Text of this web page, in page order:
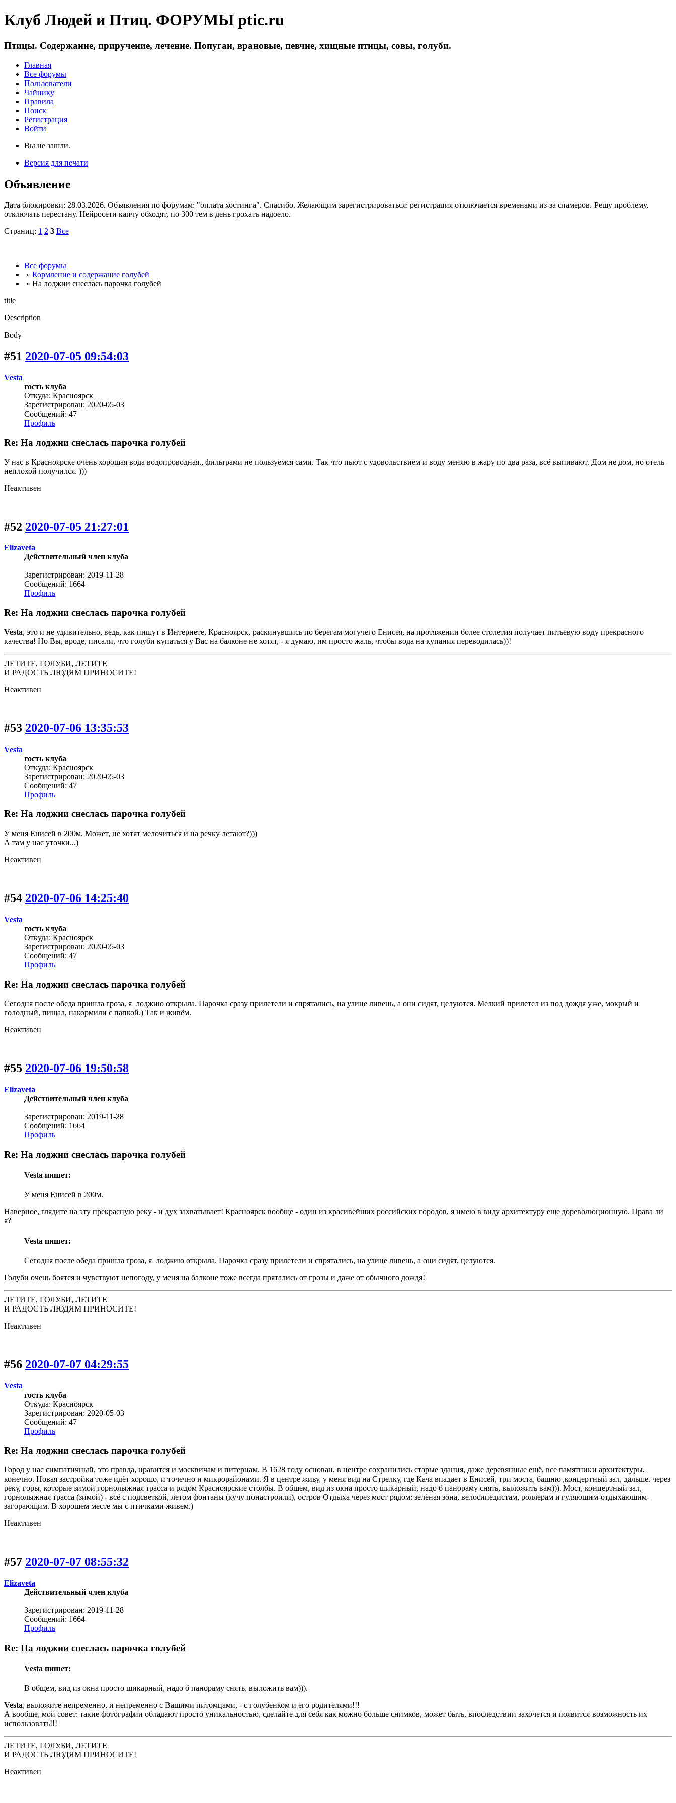
Клуб Людей и Птиц. ФОРУМЫ ptic.ru
Птицы. Содержание, приручение, лечение. Попугаи, врановые, певчие, хищные птицы, совы, голуби.
Главная
Все форумы
Пользователи
Чайнику
Правила
Поиск
Регистрация
Войти
Вы не зашли.
Версия для печати
Объявление
Дата блокировки: 28.03.2026. Объявления по форумам: "оплата хостинга". Спасибо. Желающим зарегистрироваться: регистрация отключается временами из-за спамеров. Решу проблему,
отключать перестану. Нейросети капчу обходят, по 300 тем в день грохать надоело.
Страниц: 1 2 3 Все
Все форумы
» Кормление и содержание голубей
» На лоджии снеслась парочка голубей
title
Description
Body
#51 2020-07-05 09:54:03
Vesta
гость клуба
Откуда: Красноярск
Зарегистрирован: 2020-05-03
Сообщений: 47
Профиль
Re: На лоджии снеслась парочка голубей
У нас в Красноярске очень хорошая вода водопроводная., фильтрами не пользуемся сами. Так что пьют с удовольствием и воду меняю в жару по два раза, всё выпивают. Дом не дом, но отель
неплохой получился. )))
Неактивен
#52 2020-07-05 21:27:01
Elizaveta
Действительный член клуба
Зарегистрирован: 2019-11-28
Сообщений: 1664
Профиль
Re: На лоджии снеслась парочка голубей
Vesta, это и не удивительно, ведь, как пишут в Интернете, Красноярск, раскинувшись по берегам могучего Енисея, на протяжении более столетия получает питьевую воду прекрасного
качества! Но Вы, вроде, писали, что голуби купаться у Вас на балконе не хотят, - я думаю, им просто жаль, чтобы вода на купания переводилась))!
ЛЕТИТЕ, ГОЛУБИ, ЛЕТИТЕ
И РАДОСТЬ ЛЮДЯМ ПРИНОСИТЕ!
Неактивен
#53 2020-07-06 13:35:53
Vesta
гость клуба
Откуда: Красноярск
Зарегистрирован: 2020-05-03
Сообщений: 47
Профиль
Re: На лоджии снеслась парочка голубей
У меня Енисей в 200м. Может, не хотят мелочиться и на речку летают?)))
А там у нас уточки...)
Неактивен
#54 2020-07-06 14:25:40
Vesta
гость клуба
Откуда: Красноярск
Зарегистрирован: 2020-05-03
Сообщений: 47
Профиль
Re: На лоджии снеслась парочка голубей
Сегодня после обеда пришла гроза, я лоджию открыла. Парочка сразу прилетели и спрятались, на улице ливень, а они сидят, целуются. Мелкий прилетел из под дождя уже, мокрый и
голодный, пищал, накормили с папкой.) Так и живём.
Неактивен
#55 2020-07-06 19:50:58
Elizaveta
Действительный член клуба
Зарегистрирован: 2019-11-28
Сообщений: 1664
Профиль
Re: На лоджии снеслась парочка голубей
Vesta пишет:
У меня Енисей в 200м.
Наверное, глядите на эту прекрасную реку - и дух захватывает! Красноярск вообще - один из красивейших российских городов, я имею в виду архитектуру еще дореволюционную. Права ли
я?
Vesta пишет:
Сегодня после обеда пришла гроза, я лоджию открыла. Парочка сразу прилетели и спрятались, на улице ливень, а они сидят, целуются.
Голуби очень боятся и чувствуют непогоду, у меня на балконе тоже всегда прятались от грозы и даже от обычного дождя!
ЛЕТИТЕ, ГОЛУБИ, ЛЕТИТЕ
И РАДОСТЬ ЛЮДЯМ ПРИНОСИТЕ!
Неактивен
#56 2020-07-07 04:29:55
Vesta
гость клуба
Откуда: Красноярск
Зарегистрирован: 2020-05-03
Сообщений: 47
Профиль
Re: На лоджии снеслась парочка голубей
Город у нас симпатичный, это правда, нравится и москвичам и питерцам. В 1628 году основан, в центре сохранились старые здания, даже деревянные ещё, все памятники архитектуры,
конечно. Новая застройка тоже идёт хорошо, и точечно и микрорайонами. Я в центре живу, у меня вид на Стрелку, где Кача впадает в Енисей, три моста, башню ,концертный зал, дальше. через
реку, горы, которые зимой горнолыжная трасса и рядом Красноярские столбы. В общем, вид из окна просто шикарный, надо б панораму снять, выложить вам))). Мост, концертный зал,
горнолыжная трасса (зимой) - всё с подсветкой, летом фонтаны (кучу понастроили), остров Отдыха через мост рядом: зелёная зона, велосипедистам, роллерам и гуляющим-отдыхающим-
загорающим. В хорошем месте мы с птичками живем.)
Неактивен
#57 2020-07-07 08:55:32
Elizaveta
Действительный член клуба
Зарегистрирован: 2019-11-28
Сообщений: 1664
Профиль
Re: На лоджии снеслась парочка голубей
Vesta пишет:
В общем, вид из окна просто шикарный, надо б панораму снять, выложить вам))).
Vesta, выложите непременно, и непременно с Вашими питомцами, - с голубенком и его родителями!!!
А вообще, мой совет: такие фотографии обладают просто уникальностью, сделайте для себя как можно больше снимков, может быть, впоследствии захочется и появится возможность их
использовать!!!
ЛЕТИТЕ, ГОЛУБИ, ЛЕТИТЕ
И РАДОСТЬ ЛЮДЯМ ПРИНОСИТЕ!
Неактивен